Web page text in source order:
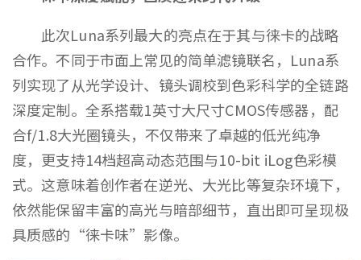
此次Luna系列最大的亮点在于其与徕卡的战略
合作。不同于市面上常见的简单滤镜联名，Luna系
列实现了从光学设计、镜头调校到色彩科学的全链路
深度定制。全系搭载1英寸大尺寸CMOS传感器，配
合f/1.8大光圈镜头，不仅带来了卓越的低光纯净
度，更支持14档超高动态范围与10-bit iLog色彩模
式。这意味着创作者在逆光、大光比等复杂环境下，
依然能保留丰富的高光与暗部细节，直出即可呈现极
具质感的“徕卡味”影像。